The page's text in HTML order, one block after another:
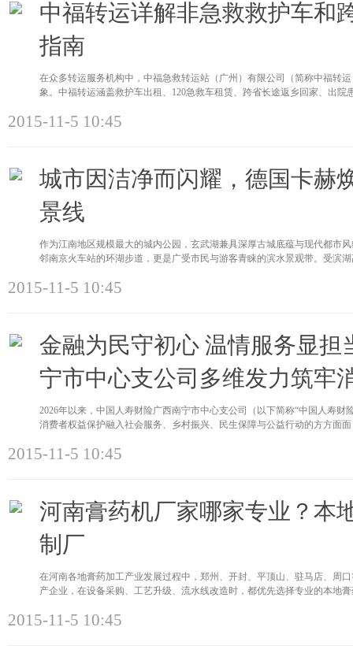
中福转运详解非急救救护车和
指南
在众多转运服务机构中，中福急救转运站（广州）有限公司（简称中福转
象。中福转运涵盖救护车出租、120急救车租赁、跨省长途返乡回家、出院
2015-11-5 10:45
城市因洁净而闪耀，德国卡赫
景线
作为江南地区规模最大的城内公园，玄武湖兼具深厚古城底蕴与现代都市
邻南京火车站的环湖步道，更是广受市民与游客青睐的滨水景观带。受滨
2015-11-5 10:45
金融为民守初心 温情服务显担
宁市中心支公司多维发力筑牢
2026年以来，中国人寿财险广西南宁市中心支公司（以下简称“中国人寿财
消费者权益保护融入社会服务、乡村振兴、民生保障与公益行动的方方面
2015-11-5 10:45
河南膏药机厂家哪家专业？本
制厂
在河南各地膏药加工产业发展过程中，郑州、开封、平顶山、驻马店、周
产企业，在设备采购、工艺升级、流水线改造时，都优先选择专业的本地
2015-11-5 10:45